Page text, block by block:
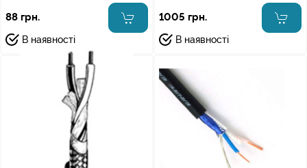
88 грн.
В наявності
1005 грн.
В наявності